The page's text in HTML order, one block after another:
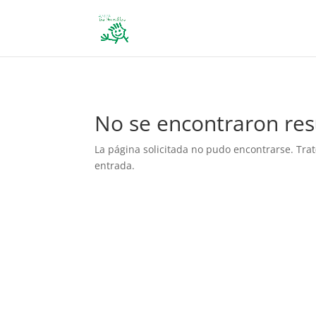
No se encontraron
La página solicitada no pudo encontrarse.
entrada.